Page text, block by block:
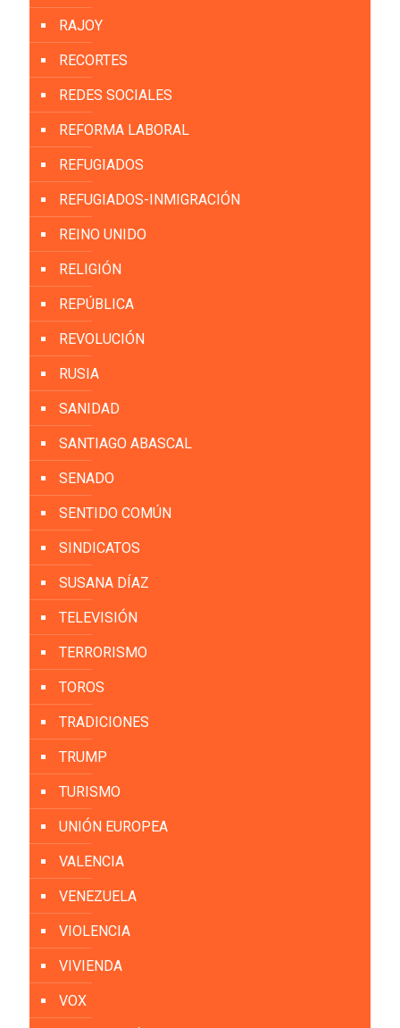
RAJOY
RECORTES
REDES SOCIALES
REFORMA LABORAL
REFUGIADOS
REFUGIADOS-INMIGRACIÓN
REINO UNIDO
RELIGIÓN
REPÚBLICA
REVOLUCIÓN
RUSIA
SANIDAD
SANTIAGO ABASCAL
SENADO
SENTIDO COMÚN
SINDICATOS
SUSANA DÍAZ
TELEVISIÓN
TERRORISMO
TOROS
TRADICIONES
TRUMP
TURISMO
UNIÓN EUROPEA
VALENCIA
VENEZUELA
VIOLENCIA
VIVIENDA
VOX